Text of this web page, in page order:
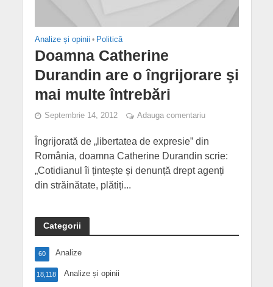
Analize și opinii • Politică
Doamna Catherine
Durandin are o îngrijorare şi
mai multe întrebări
Septembrie 14, 2012 Adauga comentariu
Îngrijorată de „libertatea de expresie” din
România, doamna Catherine Durandin scrie:
„Cotidianul îi țintește și denunță drept agenți
din străinătate, plătiți...
Categorii
Analize
60
Analize și opinii
18,118